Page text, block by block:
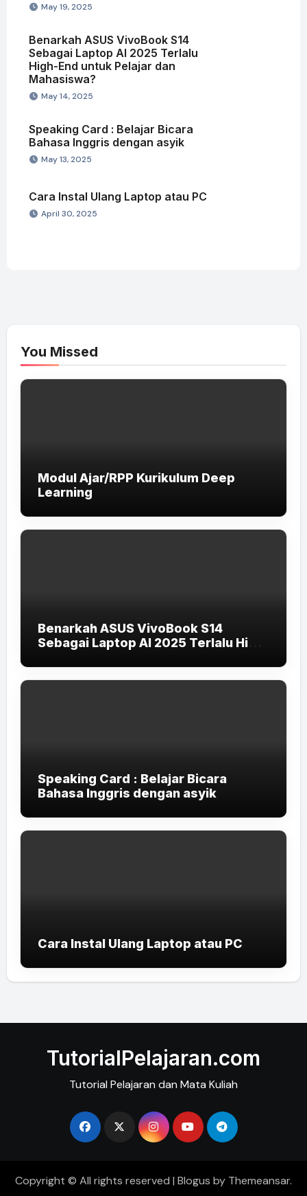
May 19, 2025
Benarkah ASUS VivoBook S14
Sebagai Laptop AI 2025 Terlalu
High-End untuk Pelajar dan
Mahasiswa?
May 14, 2025
Speaking Card : Belajar Bicara
Bahasa Inggris dengan asyik
May 13, 2025
Cara Instal Ulang Laptop atau PC
April 30, 2025
You Missed
Modul Ajar/RPP Kurikulum Deep
Learning
Benarkah ASUS VivoBook S14
Sebagai Laptop AI 2025 Terlalu High-
Speaking Card : Belajar Bicara
Bahasa Inggris dengan asyik
Cara Instal Ulang Laptop atau PC
TutorialPelajaran.com
Tutorial Pelajaran dan Mata Kuliah
Copyright © All rights reserved | Blogus by Themeansar.